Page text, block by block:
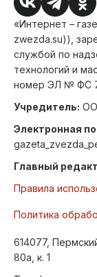
«Интернет –
zwezda.su)),
службой по
технологий и
номер ЭЛ № ФС
Учредитель:
Электронная
Главный
Правила
Политика
614077,
80а, к. 1